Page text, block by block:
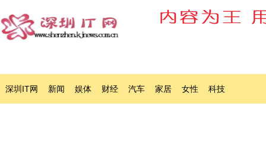
深圳IT网 新闻 娱体 财经 汽车 家居 女性 科技